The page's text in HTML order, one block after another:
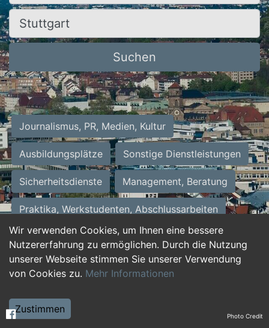
Wir verwenden Cookies, um Ihnen eine bessere
Nutzererfahrung zu ermöglichen. Durch die Nutzung
unserer Webseite stimmen Sie unserer Verwendung
von Cookies zu. Mehr Informationen
Zustimmen
Ort, Stadt
Suchen
Journalismus, PR, Medien, Kultur
Ausbildungsplätze Sonstige Dienstleistungen
Sicherheitsdienste Management, Beratung
Praktika, Werkstudenten, Abschlussarbeiten
Personalwesen Assistenz, Sekretariat
Hilfskräfte, Aushilfs- und Nebenjobs
Weiterbildung, Studium, duale Ausbildung Photo Credit